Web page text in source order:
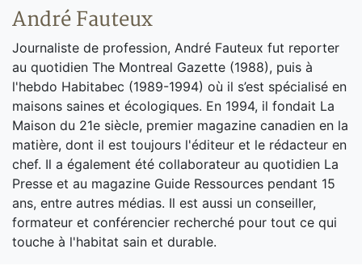
André Fauteux
Journaliste de profession, André Fauteux fut reporter
au quotidien The Montreal Gazette (1988), puis à
l'hebdo Habitabec (1989-1994) où il s’est spécialisé en
maisons saines et écologiques. En 1994, il fondait La
Maison du 21e siècle, premier magazine canadien en la
matière, dont il est toujours l'éditeur et le rédacteur en
chef. Il a également été collaborateur au quotidien La
Presse et au magazine Guide Ressources pendant 15
ans, entre autres médias. Il est aussi un conseiller,
formateur et conférencier recherché pour tout ce qui
touche à l'habitat sain et durable.